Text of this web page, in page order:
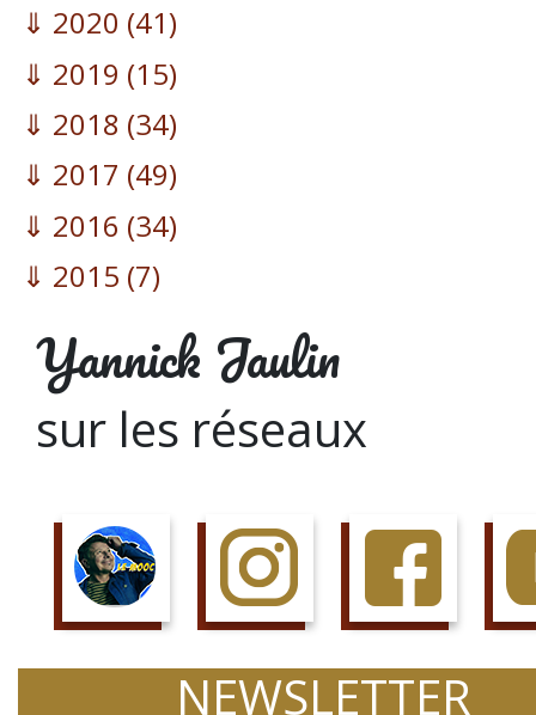
2020 (41)
2019 (15)
2018 (34)
2017 (49)
2016 (34)
2015 (7)
Yannick Jaulin
sur les réseaux
NEWSLETTER